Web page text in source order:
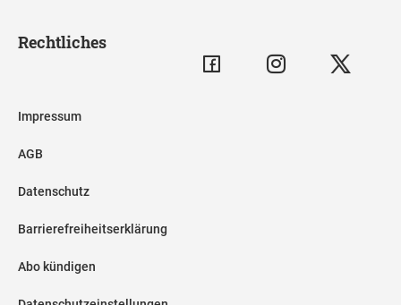
Rechtliches
Impressum
AGB
Datenschutz
Barrierefreiheitserklärung
Abo kündigen